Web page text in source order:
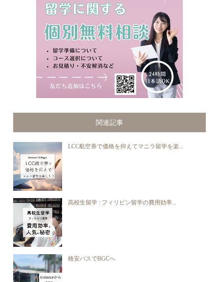
関連記事
LCC航空券で価格を抑えてマニラ留学を楽...
高校生留学 : フィリピン留学の費用効率...
格安バスでBGCへ